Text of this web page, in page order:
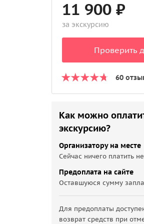
11 900 ₽
за экскурсию
Проверить
60
Как можно
экскурсию?
Организатору на месте
Сейчас ничего платить
Предоплата на сайте
Оставшуюся сумму
Для предоплаты
возврат средств при